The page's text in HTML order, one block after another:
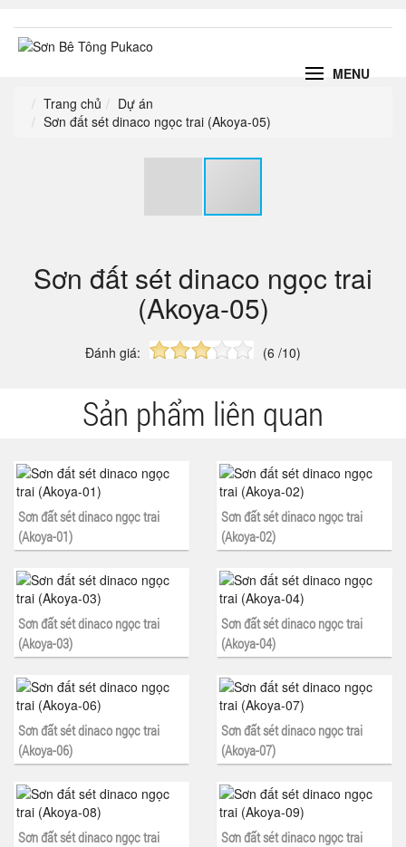
MENU
Trang chủ
Dự án
Sơn đất sét dinaco ngọc trai (Akoya-05)
Sơn đất sét dinaco ngọc trai
(Akoya-05)
Đánh giá: (6 /10)
Sản phẩm liên quan
Sơn đất sét dinaco ngọc trai
(Akoya-01)
Sơn đất sét dinaco ngọc trai
(Akoya-02)
Sơn đất sét dinaco ngọc trai
(Akoya-03)
Sơn đất sét dinaco ngọc trai
(Akoya-04)
Sơn đất sét dinaco ngọc trai
(Akoya-06)
Sơn đất sét dinaco ngọc trai
(Akoya-07)
Sơn đất sét dinaco ngọc trai
Sơn đất sét dinaco ngọc trai